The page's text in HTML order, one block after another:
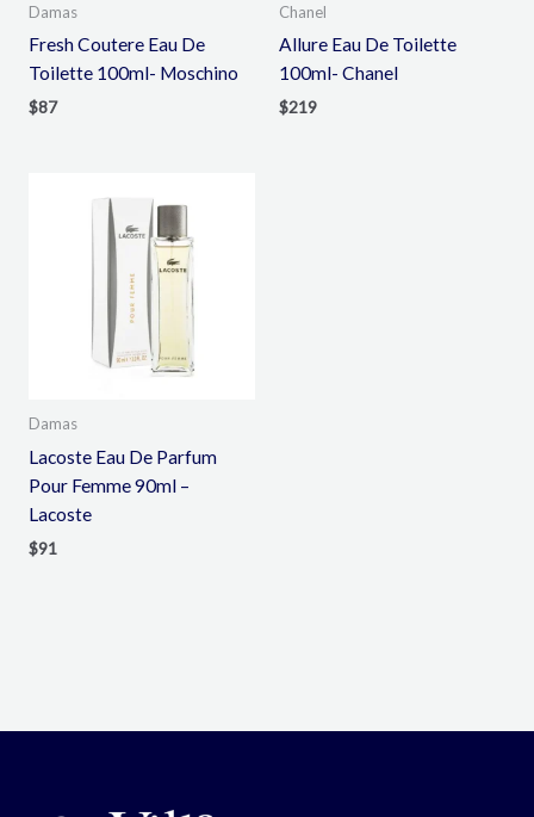
Damas
Fresh Coutere Eau De
Toilette 100ml- Moschino
$87
Chanel
Allure Eau De Toilette
100ml- Chanel
$219
Damas
Lacoste Eau De Parfum
Pour Femme 90ml –
Lacoste
$91